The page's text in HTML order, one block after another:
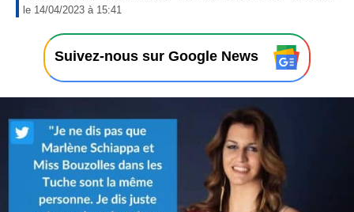
le 14/04/2023 à 15:41
1
/
0
/
2
0
3
à
Suivez-nous sur Google News